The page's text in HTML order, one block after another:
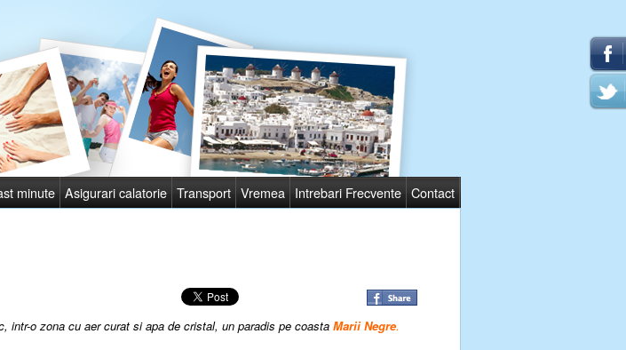
minute Asigurari calatorie Transport Vremea Intrebari Frecvente Contact
intr-o zona cu aer curat si apa de cristal, un paradis pe coasta Marii Negre.